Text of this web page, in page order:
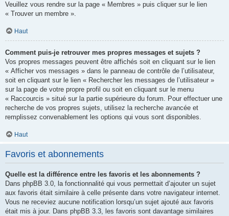
Veuillez vous rendre sur la page « Membres » puis cliquer sur le lien
« Trouver un membre ».
Haut
Comment puis-je retrouver mes propres messages et sujets ?
Vos propres messages peuvent être affichés soit en cliquant sur le lien
« Afficher vos messages » dans le panneau de contrôle de l’utilisateur,
soit en cliquant sur le lien « Rechercher les messages de l’utilisateur »
sur la page de votre propre profil ou soit en cliquant sur le menu
« Raccourcis » situé sur la partie supérieure du forum. Pour effectuer une
recherche de vos propres sujets, utilisez la recherche avancée et
remplissez convenablement les options qui vous sont disponibles.
Haut
Favoris et abonnements
Quelle est la différence entre les favoris et les abonnements ?
Dans phpBB 3.0, la fonctionnalité qui vous permettait d’ajouter un sujet
aux favoris était similaire à celle présente dans votre navigateur internet.
Vous ne receviez aucune notification lorsqu’un sujet ajouté aux favoris
était mis à jour. Dans phpBB 3.3, les favoris sont davantage similaires